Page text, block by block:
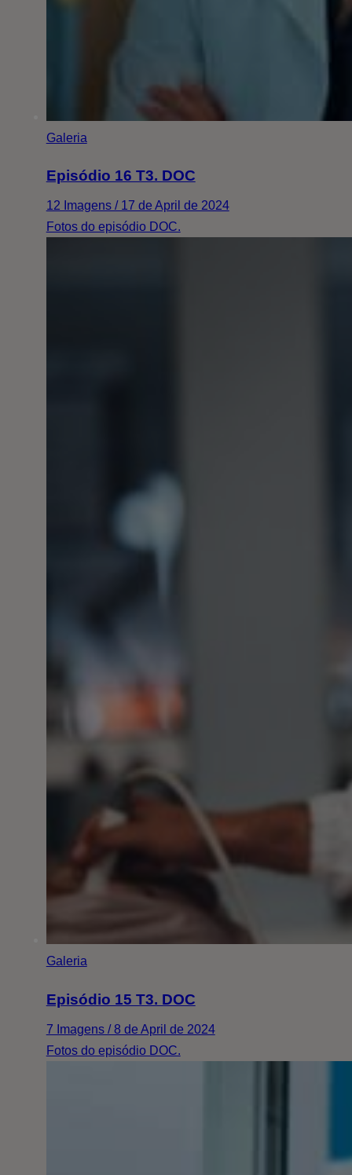
Galeria
Episódio 16 T3. DOC
12 Imagens / 17 de April de 2024
Fotos do episódio DOC.
Galeria
Episódio 15 T3. DOC
7 Imagens / 8 de April de 2024
Fotos do episódio DOC.